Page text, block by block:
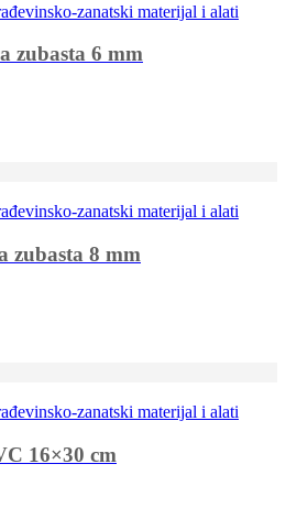
zanatski materijal i alati
zubasta 6 mm
zanatski materijal i alati
zubasta 8 mm
zanatski materijal i alati
16×30 cm